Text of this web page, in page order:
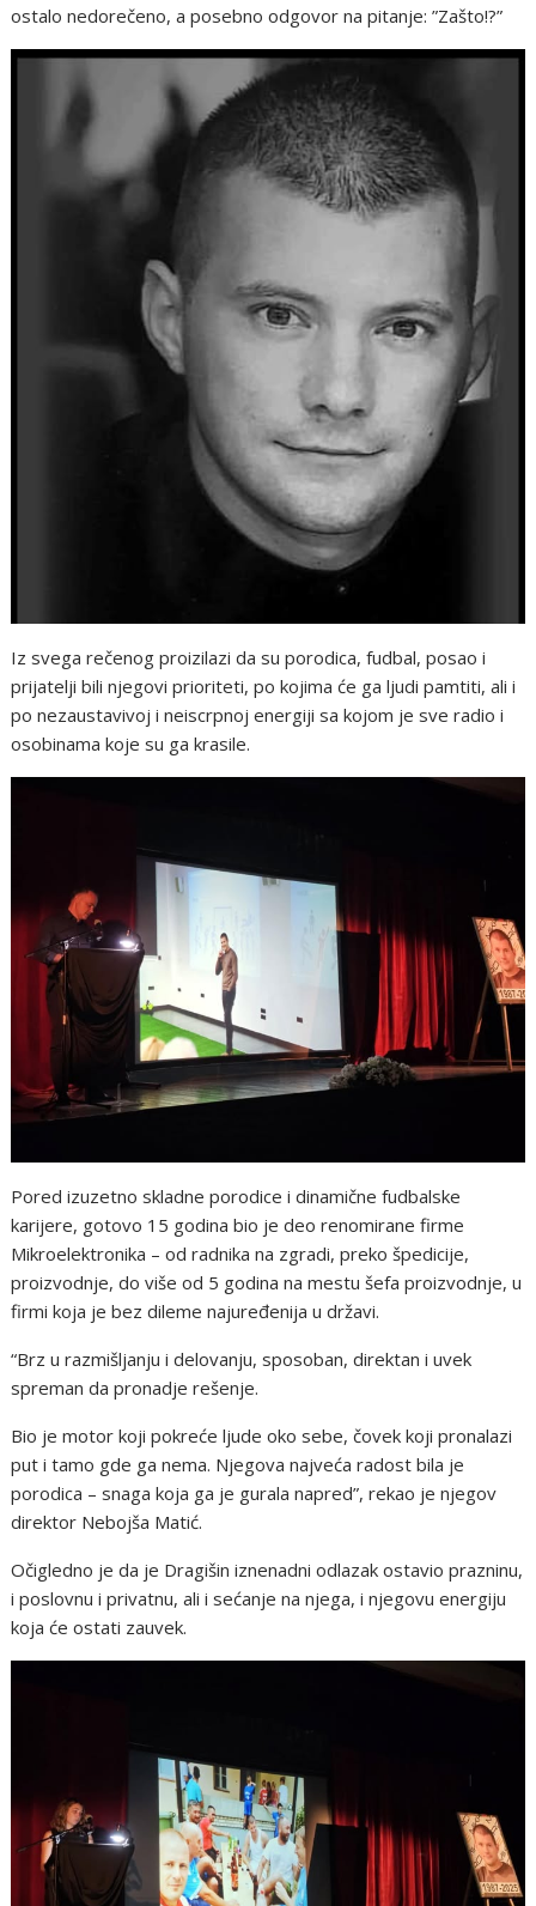
ostalo nedorečeno, a posebno odgovor na pitanje: ”Zašto!?”
Iz svega rečenog proizilazi da su porodica, fudbal, posao i
prijatelji bili njegovi prioriteti, po kojima će ga ljudi pamtiti, ali i
po nezaustavivoj i neiscrpnoj energiji sa kojom je sve radio i
osobinama koje su ga krasile.
Pored izuzetno skladne porodice i dinamične fudbalske
karijere, gotovo 15 godina bio je deo renomirane firme
Mikroelektronika – od radnika na zgradi, preko špedicije,
proizvodnje, do više od 5 godina na mestu šefa proizvodnje, u
firmi koja je bez dileme najuređenija u državi.
“Brz u razmišljanju i delovanju, sposoban, direktan i uvek
spreman da pronadje rešenje.
Bio je motor koji pokreće ljude oko sebe, čovek koji pronalazi
put i tamo gde ga nema. Njegova najveća radost bila je
porodica – snaga koja ga je gurala napred”, rekao je njegov
direktor Nebojša Matić.
Očigledno je da je Dragišin iznenadni odlazak ostavio prazninu,
i poslovnu i privatnu, ali i sećanje na njega, i njegovu energiju
koja će ostati zauvek.